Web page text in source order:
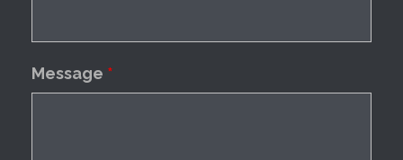
Message *